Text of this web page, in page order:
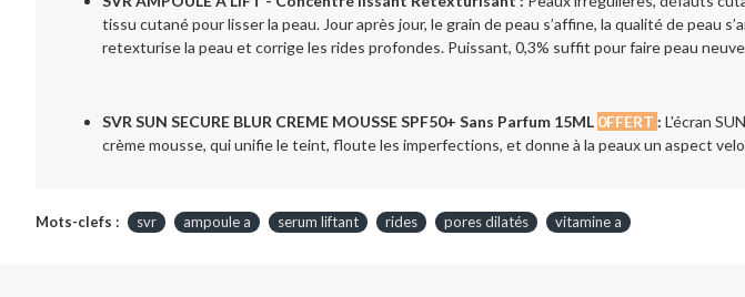
tissu cutané pour lisser la peau. Jour après jour, le grain de peau s’affine, la qualité de peau
retexturise la peau et corrige les rides profondes. Puissant, 0,3% suffit pour faire peau
SVR SUN SECURE BLUR CREME MOUSSESPF50+ Sans Parfum 15ML 0FFERT : L'écran
crème mousse, qui unifie le teint, floute les imperfections, et donne à la peaux un aspect
Mots-clefs : svr ampoule a serum liftant rides pores dilatés vitamine a